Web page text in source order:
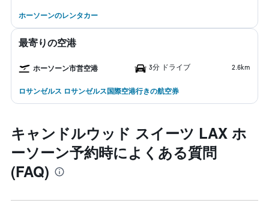
ホーソーンのレンタカー
最寄りの空港
ホーソーン市営空港 3分 ドライブ 2.6km
ロサンゼルス ロサンゼルス国際空港行きの航空券
キャンドルウッド スイーツ LAX ホ
ーソーン予約時によくある質問
(FAQ)